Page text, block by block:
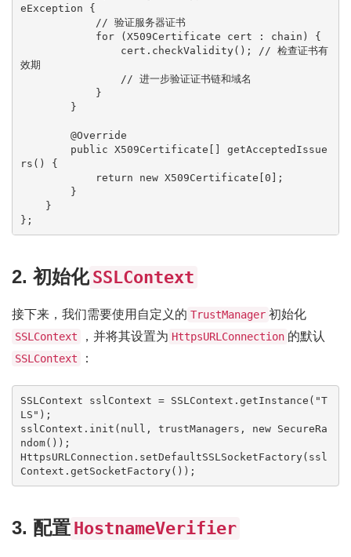
eException {
效期
rs() {
2. 初始化 SSLContext
接下来，我们需要使用自定义的 TrustManager 初始化
SSLContext ，并将其设置为 HttpsURLConnection 的默认
SSLContext ：
SSLContext sslContext = SSLContext.getInstance("T
LS");
sslContext.init(null, trustManagers, new SecureRa
ndom());
HttpsURLConnection.setDefaultSSLSocketFactory(ssl
3. 配置 HostnameVerifier